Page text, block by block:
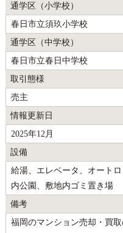
通学区（小学校）
春日市立須玖小学校
通学区（中学校）
春日市立春日中学校
取引態様
売主
情報更新日
2025年12月
設備
給湯、エレベータ、オート
内公園、敷地内ゴミ置き場
備考
福岡のマンション売却・買